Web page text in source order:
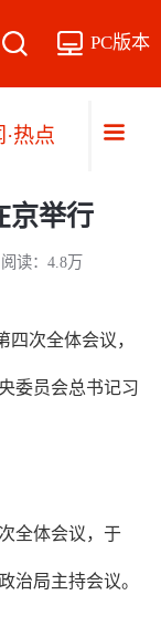
PC版本
·热点 直播·
京举行
读：4.8万
次全体会议，
委员会总书记习
全体会议，于
治局主持会议。